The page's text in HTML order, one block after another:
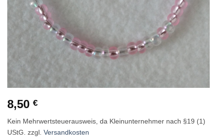
8,50 €
Kein Mehrwertsteuerausweis, da Kleinunternehmer nach §19 (1)
UStG. zzgl. Versandkosten